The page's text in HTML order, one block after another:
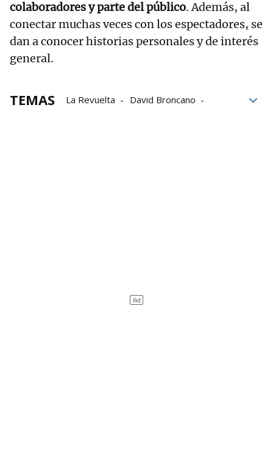
colaboradores y parte del público. Además, al
conectar muchas veces con los espectadores, se
dan a conocer historias personales y de interés
general.
TEMAS La Revuelta
David Broncano